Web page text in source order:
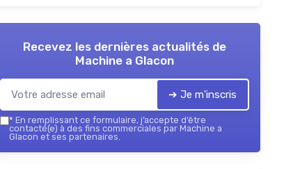
Recevez les dernières actualités de
Machine a Glacon
➔ Je m'inscris
* En remplissant ce formulaire, j’accepte d’être
contacté(e) à des fins commerciales par Machine a
Glacon et ses partenaires.